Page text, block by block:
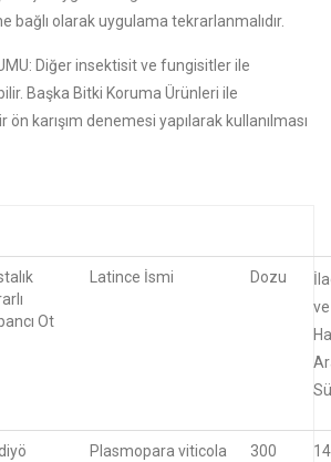
bağlı olarak uygulama tekrarlanmalıdır.
Diğer insektisit ve fungisitler ile
Başka Bitki Koruma Ürünleri ile
ön karışım denemesi yapılarak kullanılması
Ot
Latince İsmi Dozu
ve
Plasmopara viticola
300